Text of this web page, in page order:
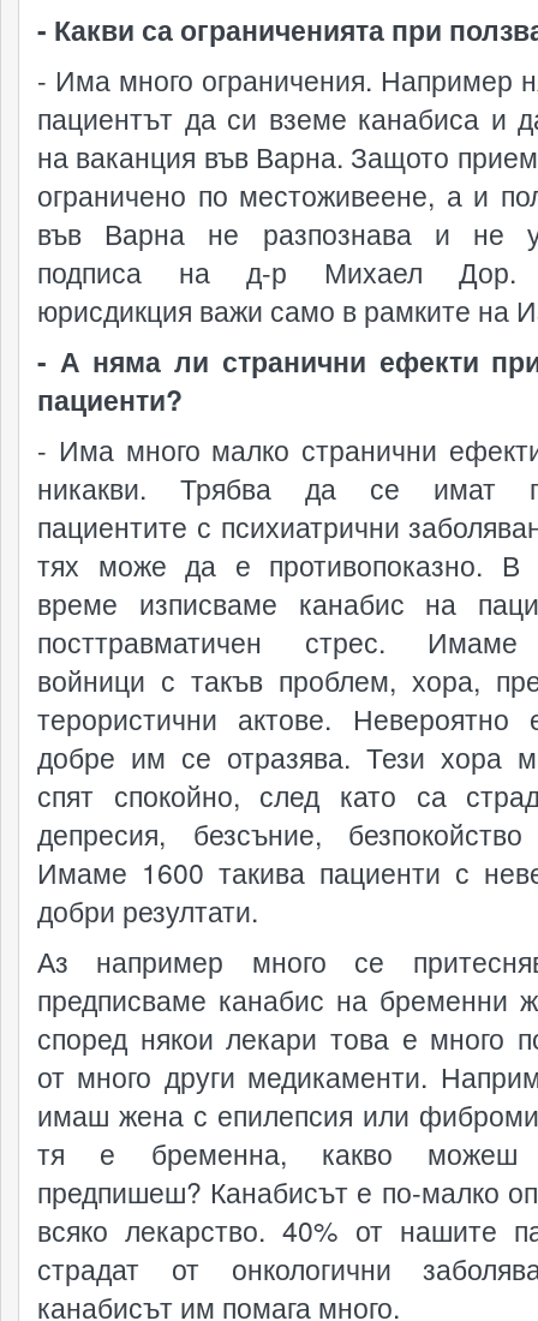
- Какви са ограниченията при
- Има много ограничения. Например
пациентът да си вземе канабиса и
на ваканция във Варна. Защото
ограничено по местоживеене, а и
във Варна не разпознава и не
подписа на д-р Михаел Дор.
юрисдикция важи само в рамките на
- А няма ли странични ефекти
пациенти?
- Има много малко странични
никакви. Трябва да се имат
пациентите с психиатрични
тях може да е противопоказно. В
време изписваме канабис на
посттравматичен стрес.
войници с такъв проблем, хора,
терористични актове. Невероятно
добре им се отразява. Тези хора
спят спокойно, след като са
депресия, безсъние,
Имаме 1600 такива пациенти с
добри резултати.
Аз например много се
предписваме канабис на бременни
според някои лекари това е много
от много други медикаменти.
имаш жена с епилепсия или
тя е бременна, какво
предпишеш? Канабисът е по-малко
всяко лекарство. 40% от нашите
страдат от онкологични
канабисът им помага много.